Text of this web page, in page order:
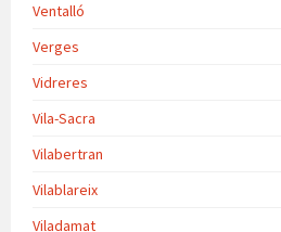
Ventalló
Verges
Vidreres
Vila-Sacra
Vilabertran
Vilablareix
Viladamat